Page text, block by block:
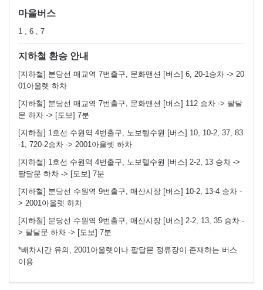
마을버스
1 , 6 , 7
지하철 환승 안내
[지하철] 분당선 매교역 7번출구, 문화맨션 [버스] 6, 20-1승차 -> 20
01아울렛 하차
[지하철] 분당선 매교역 7번출구, 문화맨션 [버스] 112 승차 -> 팔달
문 하차 -> [도보] 7분
[지하철] 1호선 수원역 4번출구, 노보텔수원 [버스] 10, 10-2, 37, 83
-1, 720-2승차 -> 2001아울렛 하차
[지하철] 1호선 수원역 4번출구, 노보텔수원 [버스] 2-2, 13 승차 ->
팔달문 하차 -> [도보] 7분
[지하철] 분당선 수원역 9번출구, 매산시장 [버스] 10-2, 13-4 승차 -
> 2001아울렛 하차
[지하철] 분당선 수원역 9번출구, 매산시장 [버스] 2-2, 13, 35 승차 -
> 팔달문 하차 -> [도보] 7분
*배차시간 유의, 2001아울렛이나 팔달문 정류장이 존재하는 버스
이용